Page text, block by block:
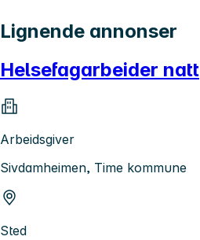
Lignende annonser
Helsefagarbeider natt
Arbeidsgiver
Sivdamheimen, Time kommune
Sted